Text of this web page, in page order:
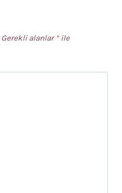
Gerekli alanlar *ile